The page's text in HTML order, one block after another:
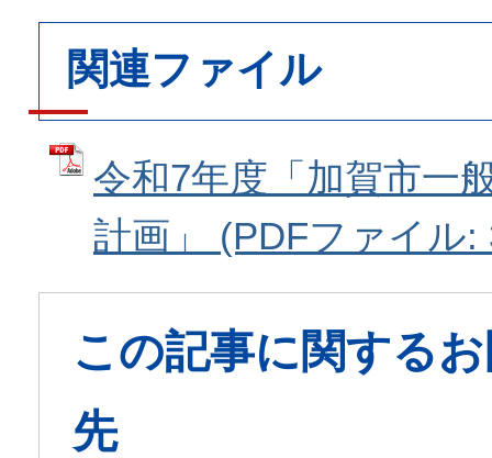
関連ファイル
令和7年度「加賀市一
計画」 (PDFファイル:
この記事に関する
先